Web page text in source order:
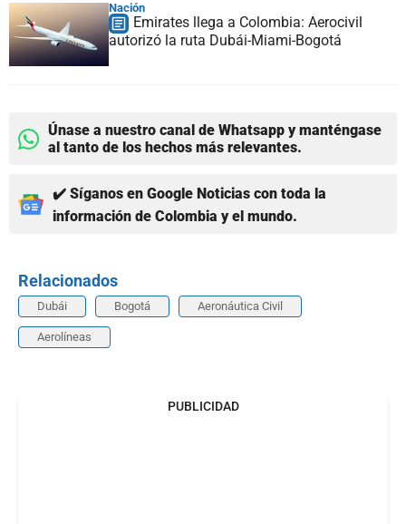
Nación
Emirates llega a Colombia: Aerocivil
autorizó la ruta Dubái-Miami-Bogotá
Únase a nuestro canal de Whatsapp y manténgase
al tanto de los hechos más relevantes.
✔️ Síganos en Google Noticias con toda la
información de Colombia y el mundo.
Relacionados
Dubái Bogotá Aeronáutica Civil
Aerolíneas
PUBLICIDAD